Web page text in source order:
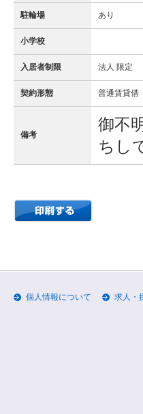
駐輪場 あり
小学校
入居者制限 法人 限定
契約形態 普通賃貸借
備考
御不
ちし
個人情報について 求人・